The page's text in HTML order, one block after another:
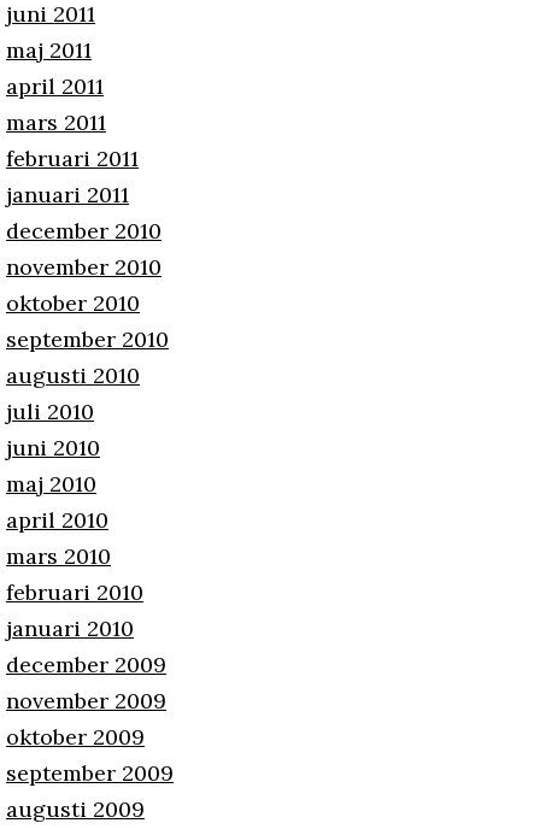
juni 2011
maj 2011
april 2011
mars 2011
februari 2011
januari 2011
december 2010
november 2010
oktober 2010
september 2010
augusti 2010
juli 2010
juni 2010
maj 2010
april 2010
mars 2010
februari 2010
januari 2010
december 2009
november 2009
oktober 2009
september 2009
augusti 2009